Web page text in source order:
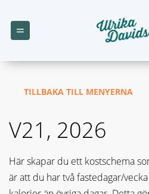
TILLBAKA TILL MENYERNA
V21, 2026
Här skapar du ett kostschema
är att du har två fastedagar/